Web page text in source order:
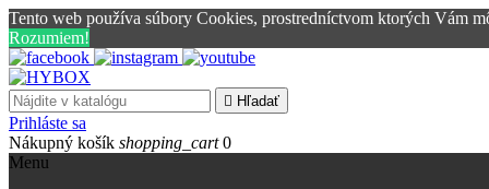
Tento web používa súbory Cookies, prostredníctvom ktorých Vám
Rozumiem!
 Hľadať
Prihláste sa
Nákupný košík shopping_cart 0
Menu